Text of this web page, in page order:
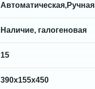
Автоматическая,Ручная
Наличие, галогеновая
15
390х155x450